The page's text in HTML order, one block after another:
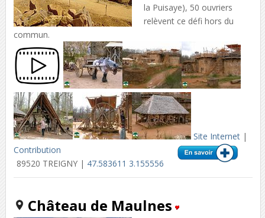
la Puisaye), 50 ouvriers
relèvent ce défi hors du
commun.
Site Internet|
Contribution
89520 TREIGNY | 47.583611 3.155556
Château de Maulnes